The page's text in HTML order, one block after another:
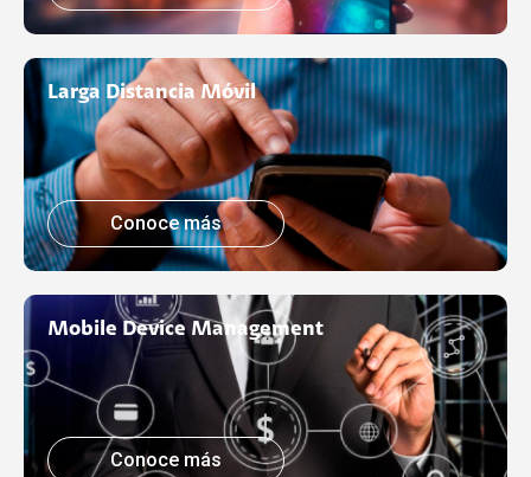
Larga Distancia Móvil
Conoce más
Mobile Device Management
Conoce más